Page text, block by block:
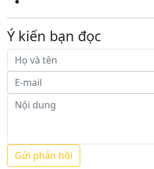
Ý kiến bạn đọc